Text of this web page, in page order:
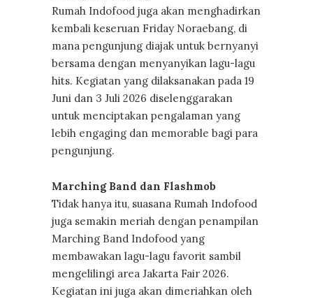
Rumah Indofood juga akan menghadirkan
kembali keseruan Friday Noraebang, di
mana pengunjung diajak untuk bernyanyi
bersama dengan menyanyikan lagu-lagu
hits. Kegiatan yang dilaksanakan pada 19
Juni dan 3 Juli 2026 diselenggarakan
untuk menciptakan pengalaman yang
lebih engaging dan memorable bagi para
pengunjung.
Marching Band dan Flashmob
Tidak hanya itu, suasana Rumah Indofood
juga semakin meriah dengan penampilan
Marching Band Indofood yang
membawakan lagu-lagu favorit sambil
mengelilingi area Jakarta Fair 2026.
Kegiatan ini juga akan dimeriahkan oleh